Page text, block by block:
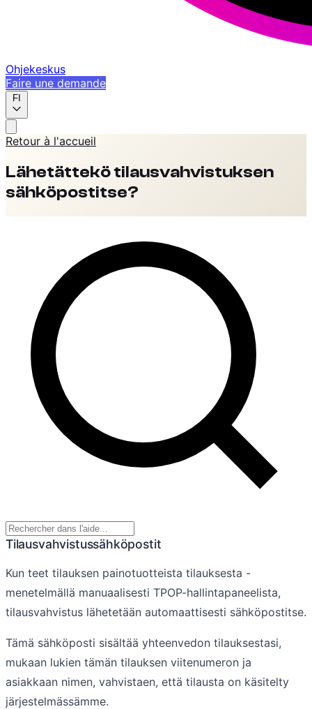
Ohjekeskus
Faire une demande
FI
Retour à l'accueil
Lähetättekö tilausvahvistuksen
sähköpostitse?
Tilausvahvistussähköpostit
Kun teet tilauksen painotuotteista tilauksesta -
menetelmällä manuaalisesti TPOP-hallintapaneelista,
tilausvahvistus lähetetään automaattisesti sähköpostitse.
Tämä sähköposti sisältää yhteenvedon tilauksestasi,
mukaan lukien tämän tilauksen viitenumeron ja
asiakkaan nimen, vahvistaen, että tilausta on käsitelty
järjestelmässämme.